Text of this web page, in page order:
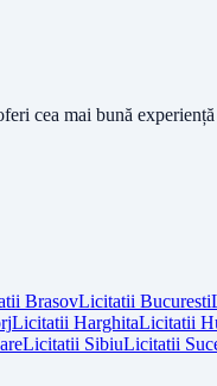
cea mai bună
BrasovLicitatii Bucuresti
Licitatii HarghitaLicitatii
Licitatii SibiuLicitatii